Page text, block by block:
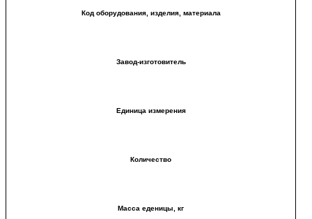
Код оборудования, изделия, материала
Завод-изготовитель
Единица измерения
Количество
Масса еденицы, кг